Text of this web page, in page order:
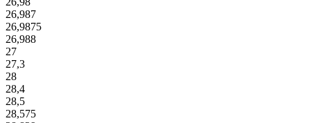
26,987
26,9875
26,988
27
27,3
28
28,4
28,5
28,575